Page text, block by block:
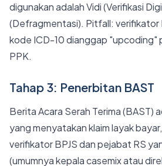
digunakan adalah Vidi (Verifikasi
(Defragmentasi). Pitfall: verifikator
kode ICD-10 dianggap "upcoding"
PPK.
Tahap 3: Penerbitan BAST
Berita Acara Serah Terima (BAST)
yang menyatakan klaim layak
verifikator BPJS dan pejabat RS
(umumnya kepala casemix atau